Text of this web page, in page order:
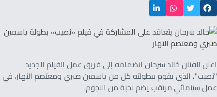
اعلن الفنان خالد سرحان انضمامه إلى فريق عمل الفيلم الجديد
"نصيب"، الذي يقوم ببطولته كل من ياسمين صبري ومعتصم النهار، في
عمل سينمائي مرتقب يضم نخبة من النجوم.